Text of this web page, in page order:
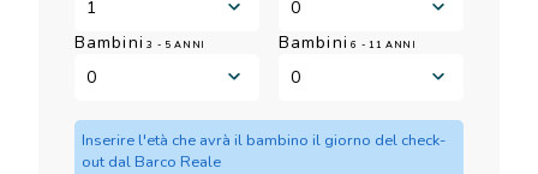
Bambini 3 - 5 ANNI Bambini 6 - 11 ANNI
Inserire l'età che avrà il bambino il giorno del check-
out dal Barco Reale